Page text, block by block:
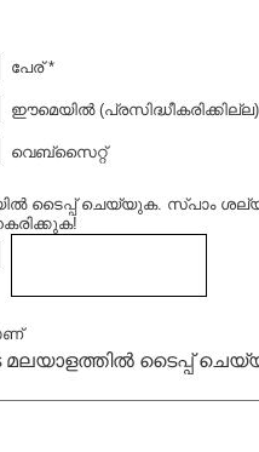
പേര് *
ഈമെയില്‍
വെബ്സൈറ്റ്
ടൈപ്പ്‌ ചെയ്യുക. സ്പാം
ടൈപ്പ്